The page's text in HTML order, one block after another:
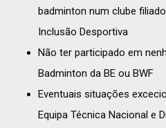
badminton num clube
Inclusão Desportiva
Não ter participado em
Badminton da BE ou BWF
Eventuais situações
Equipa Técnica Nacional e